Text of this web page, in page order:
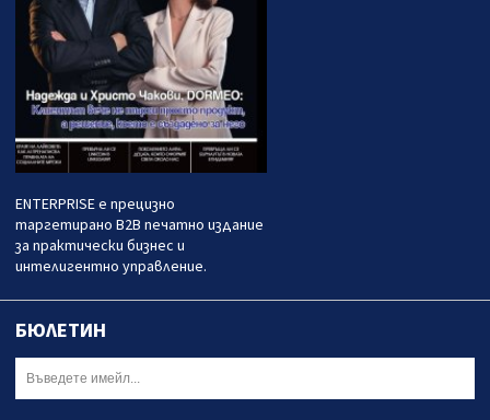
ENTERPRISE е прецизно
таргетирано B2B печатно издание
за практически бизнес и
интелигентно управление.
БЮЛЕТИН